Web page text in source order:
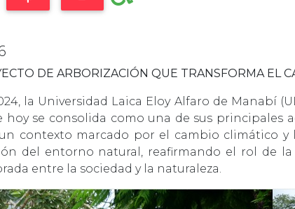
DE ARBORIZACIÓN QUE TRANSFORMA EL
la Universidad Laica Eloy Alfaro de Manabí
hoy se consolida como una de sus principales
contexto marcado por el cambio climático
del entorno natural, reafirmando el rol de
entre la sociedad y la naturaleza.